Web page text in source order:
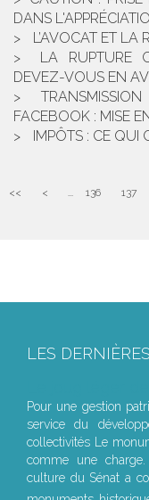
DANS
L’AVOCAT ET LA
LA RUPTURE
DEVEZ-VOUS EN
FACEBOOK : MISE
IMPÔTS : CE QUI
<< < ... 136 137
LES
Pour une gestion
service du
collectivités Le
comme une
culture du Sénat a